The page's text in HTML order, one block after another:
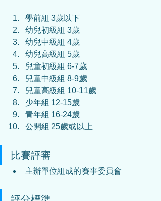
學前組 3歲以下
幼兒初級組 3歲
幼兒中級組 4歲
幼兒高級組 5歲
兒童初級組 6-7歲
兒童中級組 8-9歲
兒童高級組 10-11歲
少年組 12-15歲
青年組 16-24歲
公開組 25歲或以上
比賽評審
主辦單位組成的賽事委員會